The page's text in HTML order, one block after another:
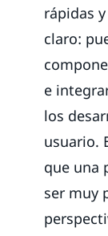
rápidas
claro:
e
los
usuario.
que una
ser muy